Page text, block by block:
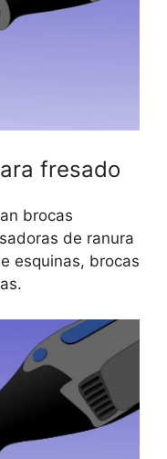
fresado
brocas
de ranura
esquinas, brocas